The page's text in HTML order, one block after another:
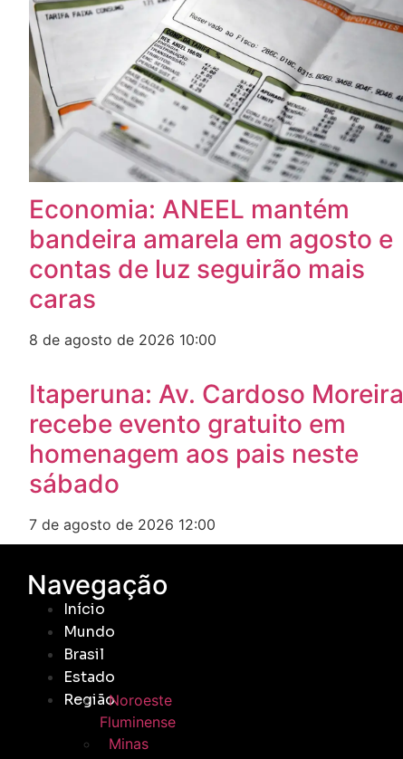
Economia: ANEEL mantém
bandeira amarela em agosto e
contas de luz seguirão mais
caras
8 de agosto de 2026 10:00
Itaperuna: Av. Cardoso Moreira
recebe evento gratuito em
homenagem aos pais neste
sábado
7 de agosto de 2026 12:00
Navegação
Início
Mundo
Brasil
Estado
RegiãoNoroeste
Fluminense
Minas